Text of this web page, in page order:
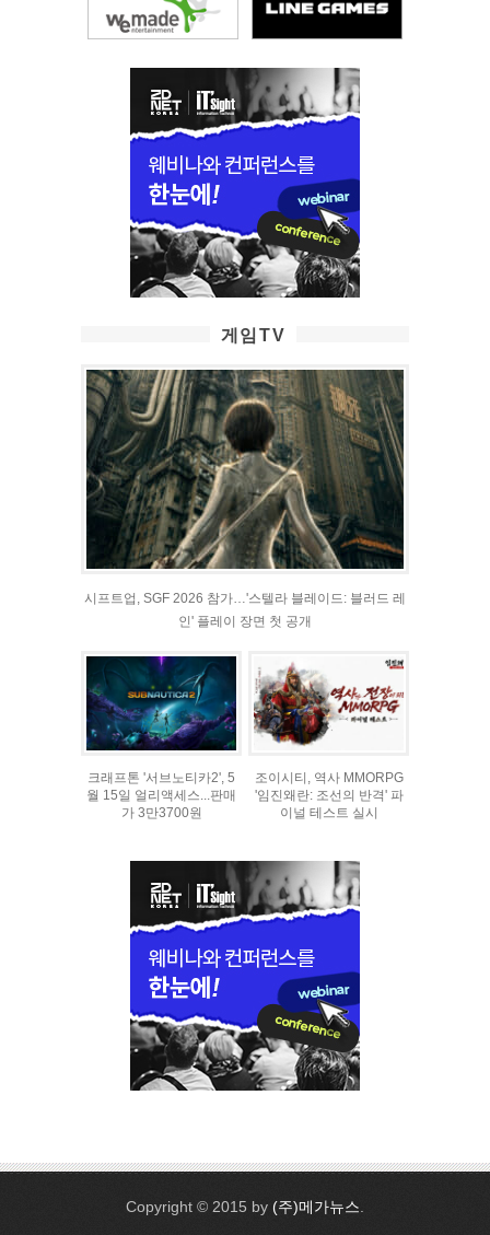
게임TV
시프트업, SGF 2026 참가…'스텔라 블레이드: 블러드 레
인' 플레이 장면 첫 공개
크래프톤 '서브노티카2', 5
월 15일 얼리액세스...판매
가 3만3700원
조이시티, 역사 MMORPG
'임진왜란: 조선의 반격' 파
이널 테스트 실시
Copyright © 2015 by (주)메가뉴스.